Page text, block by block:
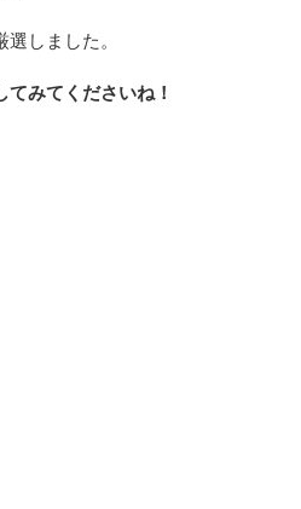
しました。
みてくださいね！